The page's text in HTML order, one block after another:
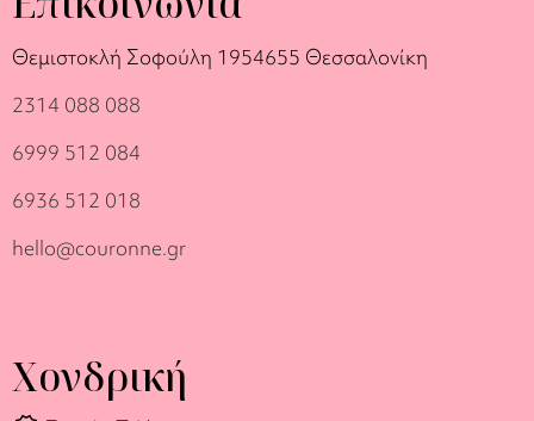
Θεμιστοκλή Σοφούλη 1954655 Θεσσαλονίκη
2314 088 088
6999 512 084
6936 512 018
hello@couronne.gr
Χονδρική